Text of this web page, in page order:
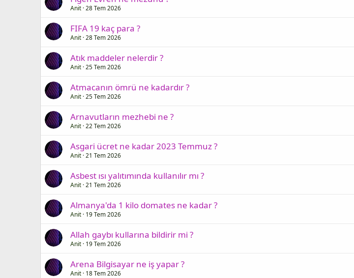
Anit 28 Tem 2026
FIFA 19 kaç para ?
Anit 28 Tem 2026
Atık maddeler nelerdir ?
Anit 25 Tem 2026
Atmacanın ömrü ne kadardır ?
Anit 25 Tem 2026
Arnavutların mezhebi ne ?
Anit 22 Tem 2026
Asgari ücret ne kadar 2023 Temmuz ?
Anit 21 Tem 2026
Asbest ısı yalıtımında kullanılır mı ?
Anit 21 Tem 2026
Almanya'da 1 kilo domates ne kadar ?
Anit 19 Tem 2026
Allah gaybı kullarına bildirir mi ?
Anit 19 Tem 2026
Arena Bilgisayar ne iş yapar ?
Anit 18 Tem 2026